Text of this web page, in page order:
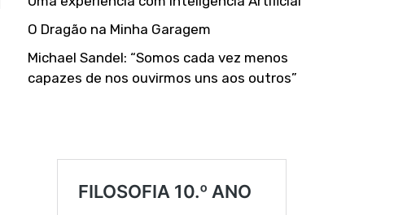
O Dragão na Minha Garagem
Michael Sandel: “Somos cada vez menos
capazes de nos ouvirmos uns aos outros”